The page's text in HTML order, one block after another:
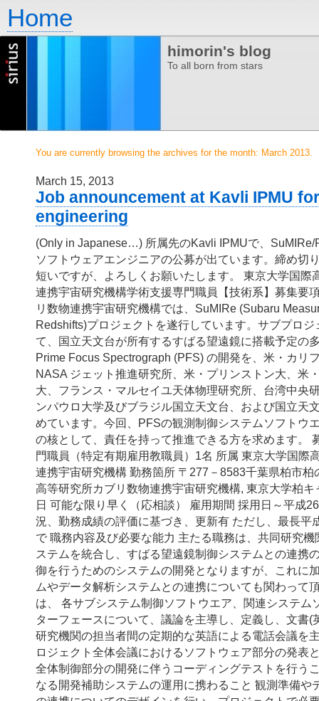
Home
himorin's blog
To all born from stars
You are currently browsing the archives for the month: March 2013.
March 15, 2013
Job announcement at Kavli IPMU
engineering
(Only in Japanese…) 所属先のKavli IPMUで、SuMIRe/
ソフトウェアエンジニアの公募が出ています。締め切
短いですが、よろしくお願いたします。 東京大学国際
連携宇宙研究機構学術支援専門職員【技術系】募集要
リ数物連携宇宙研究機構では、SuMIRe (Subaru
Redshifts)プロジェクトを遂行しています。サブプロ
て、国立天文台が所有するすばる望遠鏡に搭載予定の
Prime Focus Spectrograph (PFS) の開発を、米・カリ
NASA ジェット推進研究所、米・プリンストン大、米
大、フランス・マルセイユ天体物理研究所、台湾中央
ンパウロ大学及びブラジル国立天文台、および国立天
めています。今回、PFSの観測制御システムソフトウ
の核として、責任を持って推進できる方を求めます。
門職員（特定有期雇用教職員）1名 所属 東京大学国際
連携宇宙研究機構 勤務箇所 〒277－8583千葉県柏市柏
高等研究所カブリ数物連携宇宙研究機構, 東京大学柏
日 可能な限り早く（応相談） 雇用期間 採用日～平成
況、勤務成績の評価に基づき、更新有 ただし、最長平
で 職務内容及び必要な能力 主たる職務は、共同研究
ステムを統合し、すばる望遠鏡制御システムとの連携
御を行うためのシステムの開発となりますが、これに
ムやデータ解析システムとの連携についても関わって
は、 各サブシステム制御ソフトウエア、関連システム
ターフェースについて、議論を主導し、定義し、文書(
研究機関の担当者間の定期的な英語による電話会議を
ロジェクト全体会議におけるソフトウェア部分の発表
全体制御部分の開発に伴うコーディングテストを行う
なる開発補助システムの運用に携わること 観測準備や